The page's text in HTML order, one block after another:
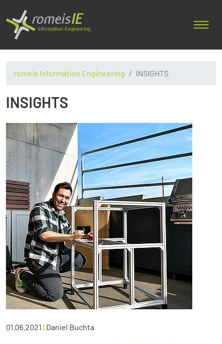
romeis Information Engineering INSIGHTS
INSIGHTS
01.06.2021 | Daniel Buchta